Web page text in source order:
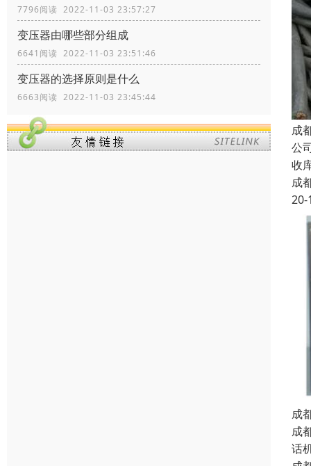
7796阅读 2022-11-03 23:57:27
变压器由哪些部分组成
6641阅读 2022-11-03 23:51:46
变压器的选择原则是什么
6663阅读 2022-11-03 23:45:44
成
公
收
成
20-
成
成
话